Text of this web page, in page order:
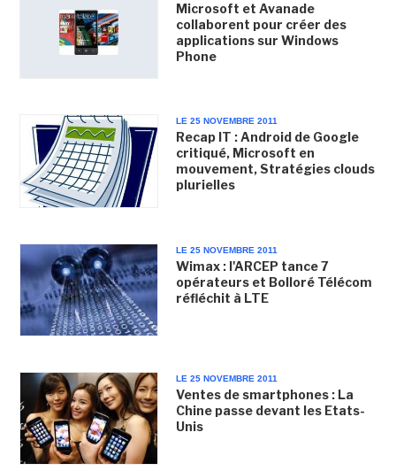
Microsoft et Avanade
collaborent pour créer des
applications sur Windows
Phone
LE 25 NOVEMBRE 2011
Recap IT : Android de Google
critiqué, Microsoft en
mouvement, Stratégies clouds
plurielles
LE 25 NOVEMBRE 2011
Wimax : l'ARCEP tance 7
opérateurs et Bolloré Télécom
réfléchit à LTE
LE 25 NOVEMBRE 2011
Ventes de smartphones : La
Chine passe devant les Etats-
Unis